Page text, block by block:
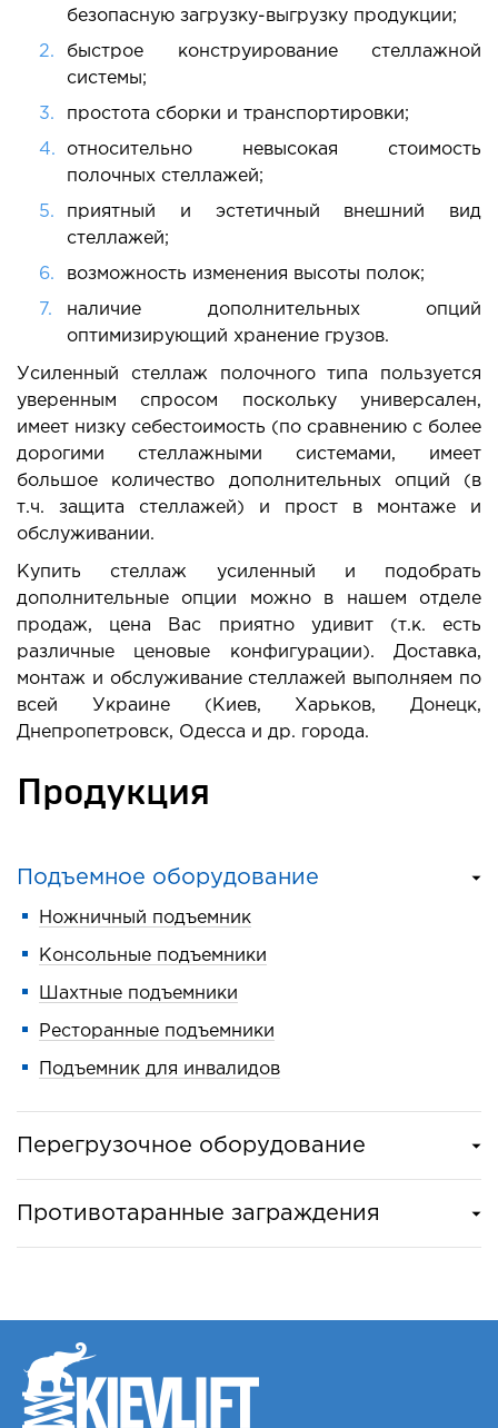
Продукция
Подъемное оборудование
Ножничный подъемник
Консольные подъемники
Шахтные подъемники
Ресторанные подъемники
Подъемник для инвалидов
Перегрузочное оборудование
Противотаранные заграждения
безопасную загрузку-выгрузку продукции;
быстрое конструирование стеллажной
системы;
простота сборки и транспортировки;
относительно невысокая стоимость
полочных стеллажей;
приятный и эстетичный внешний вид
стеллажей;
возможность изменения высоты полок;
наличие дополнительных опций
оптимизирующий хранение грузов.
Усиленный стеллаж полочного типа пользуется
уверенным спросом поскольку универсален,
имеет низку себестоимость (по сравнению с более
дорогими стеллажными системами, имеет
большое количество дополнительных опций (в
т.ч. защита стеллажей) и прост в монтаже и
обслуживании.
Купить стеллаж усиленный и подобрать
дополнительные опции можно в нашем отделе
продаж, цена Вас приятно удивит (т.к. есть
различные ценовые конфигурации). Доставка,
монтаж и обслуживание стеллажей выполняем по
всей Украине (Киев, Харьков, Донецк,
Днепропетровск, Одесса и др. города.